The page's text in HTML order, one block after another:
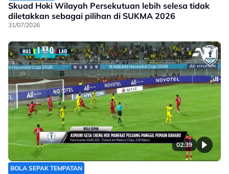
Skuad Hoki Wilayah Persekutuan lebih selesa tidak
diletakkan sebagai pilihan di SUKMA 2026
31/07/2026
02:39
BOLA SEPAK TEMPATAN